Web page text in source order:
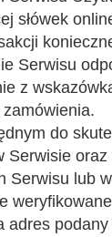
słówek
Serwisu
z
zamówienia.
do
Serwisie
Serwisu lub
adres